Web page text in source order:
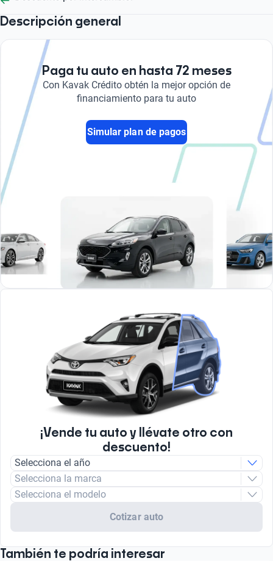
Descripción general
Paga tu auto en hasta 72 meses
Con Kavak Crédito obtén la mejor opción de
financiamiento para tu auto
Simular plan de pagos
¡Vende tu auto y llévate otro con
descuento!
Selecciona el año
Selecciona la marca
Selecciona el modelo
Cotizar auto
También te podría interesar